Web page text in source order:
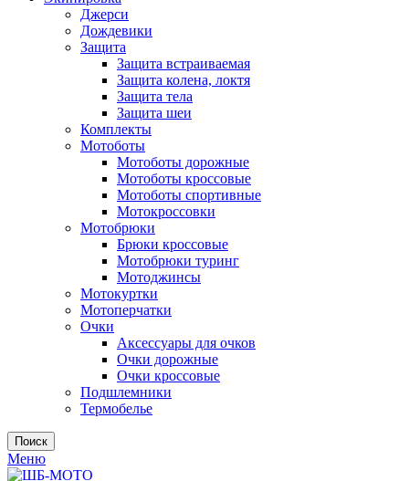
Джерси
Дождевики
Защита
Защита встраиваемая
Защита колена, локтя
Защита тела
Защита шеи
Комплекты
Мотоботы
Мотоботы дорожные
Мотоботы кроссовые
Мотоботы спортивные
Мотокроссовки
Мотобрюки
Брюки кроссовые
Мотобрюки туринг
Мотоджинсы
Мотокуртки
Мотоперчатки
Очки
Аксессуары для очков
Очки дорожные
Очки кроссовые
Подшлемники
Термобелье
Поиск
Меню